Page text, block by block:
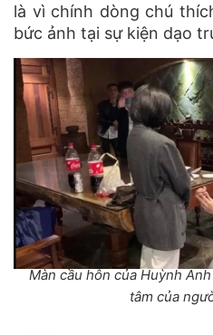
là vì chính dòng chú
bức ảnh tại sự kiện dạo
Màn cầu hôn của Huỳnh
tâm của